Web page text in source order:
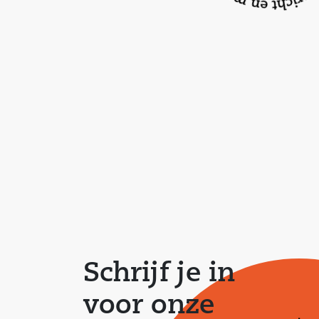
Schrijf je in
voor onze